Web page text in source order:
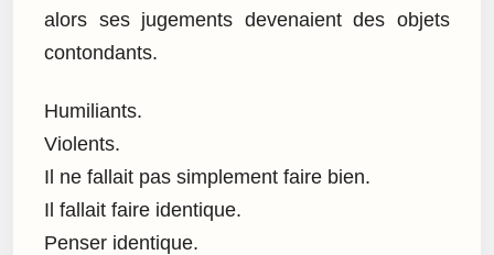
alors ses jugements devenaient des objets
contondants.
Humiliants.
Violents.
Il ne fallait pas simplement faire bien.
Il fallait faire identique.
Penser identique.